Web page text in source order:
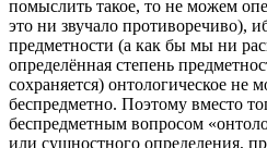
помыслить такое, то не можем
это ни звучало противоречиво),
предметности (а как бы мы ни
определённая степень
сохраняется) онтологическое не
беспредметно. Поэтому вместо
беспредметным вопросом
или сущностного определения,